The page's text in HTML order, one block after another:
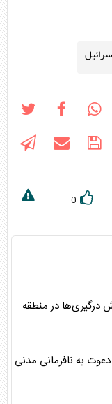
0
درگیری‌ها در منطقه
دعوت به نافرمانی مدنی